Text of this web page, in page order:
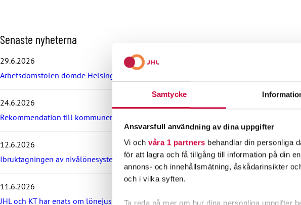
Samtycke
Ansvarsfull användning av dina uppgifter
Vi och våra 1 partners behandlar din personliga
för att lagra och få tillgång till information på din
annons- och innehållsmätning, åskådarinsikter
och i vilka syften.
Ta reda på mer om hur dina personliga uppgifter
H
o
p
p
a
e
r
s
e
s
t
Senaste nyheterna
29.6.2026
Arbetsdomstolen dömde Helsingfors stad till böter på grund av brott mot kollektivavtal
24.6.2026
Rekommendation till kommuner, välfärdsområden och KT:s företag om lönebetalning
12.6.2026
Ibruktagningen av nivålönesystemet i VÄLKA bilaga 7 skjuts upp
11.6.2026
JHL och KT har enats om lönejusteringarna för kommunsektorns timavlönade